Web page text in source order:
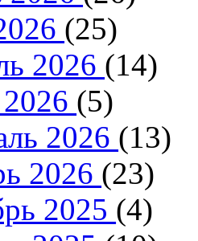
(25)
2026 (14)
(5)
2026 (13)
2026 (23)
2025 (4)